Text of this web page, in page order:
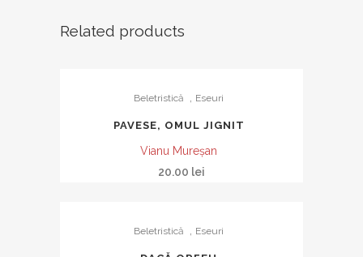
Related products
Beletristică Eseuri
PAVESE, OMUL JIGNIT
Vianu Mureşan
20.00 lei
Beletristică Eseuri